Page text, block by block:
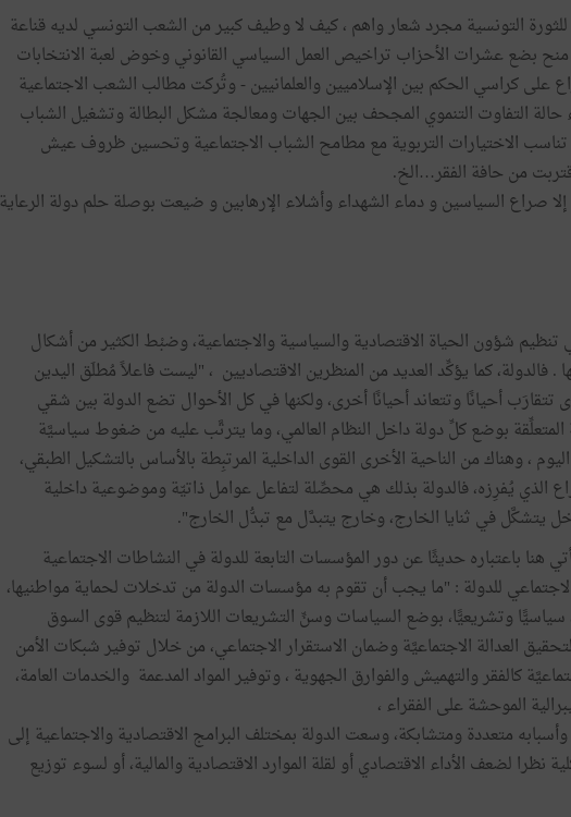
التونسية مجرد شعار واهم ، كيف لا وطيف كبير من الشعب التونسي لديه قناعة
منح بضع عشرات الأحزاب تراخيص العمل السياسي القانوني وخوض لعبة الانتخابات
على كراسي الحكم بين الإسلاميين والعلمانيين - وتُركت مطالب الشعب الاجتماعية
حالة التفاوت التنموي المجحف بين الجهات ومعالجة مشكل البطالة وتشغيل الشباب
الاختيارات التربوية مع مطامح الشباب الاجتماعية وتحسين ظروف عيش
من حافة الفقر…الخ.
صراع السياسين و دماء الشهداء وأشلاء الإرهابين و ضيعت بوصلة حلم دولة الرعاية
تنظيم شؤون الحياة الاقتصادية والسياسية والاجتماعية، وضبْط الكثير من أشكال
. فالدولة، كما يؤكِّد العديد من المنظرين الاقتصاديين ، "ليست فاعلاً مُطلَق اليدين
أحيانًا وتتعاند أحيانًا أخرى، ولكنها في كل الأحوال تضع الدولة بين شقي
بوضع كلِّ دولة داخل النظام العالمي، وما يترتَّب عليه من ضغوط سياسيَّة
، وهناك من الناحية الأخرى القوى الداخلية المرتبِطة بالأساس بالتشكيل الطبقي،
الذي يُفرِزه، فالدولة بذلك هي محصِّلة لتفاعل عوامل ذاتيّة وموضوعية داخلية
يتشكَّل في ثنايا الخارج، وخارج يتبدَّل مع تبدُّل الخارج".
هنا باعتباره حديثًا عن دور المؤسسات التابعة للدولة في النشاطات الاجتماعية
الاجتماعي للدولة : "ما يجب أن تقوم به مؤسسات الدولة من تدخلات لحماية مواطنيها،
سياسيًّا وتشريعيًّا، بوضع السياسات وسنِّ التشريعات اللازمة لتنظيم قوى السوق
العدالة الاجتماعيَّة وضمان الاستقرار الاجتماعي، من خلال توفير شبكات الأمن
كالفقر والتهميش والفوارق الجهوية ، وتوفير المواد المدعمة والخدمات العامة،
الموحشة على الفقراء ،
متعددة ومتشابكة، وسعت الدولة بمختلف البرامج الاقتصادية والاجتماعية إلى
نظرا لضعف الأداء الاقتصادي أو لقلة الموارد الاقتصادية والمالية، أو لسوء توزيع